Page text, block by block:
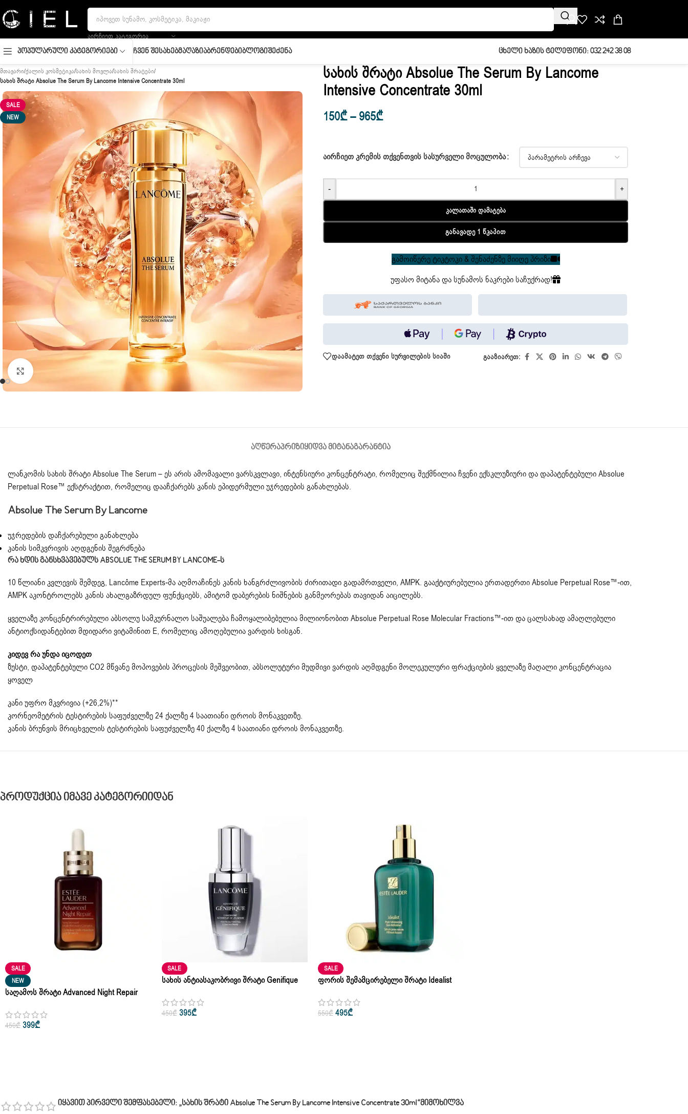
Skip to navigation
Skip to main content
ᲐᲘᲠᲩᲘᲔᲗ ᲙᲐᲢᲔᲒᲝᲠᲘᲐ
Პოპულარული Კატეგორიები Ჩვენ ᲨესახებᲛაღაზიაᲑრენდებიᲑლოგიᲨეძენა Ცხელი Ხაზის Ტელეფონი: 032 242 38 08
მთავარი/ქალის კოსმეტიკა/სახის მოვლა/სახის შრატები/
სახის შრატი Absolue The Serum By Lancome Intensive Concentrate 30ml
SALE
NEW
Სახის Შრატი Absolue The Serum By Lancome
Intensive Concentrate 30ml
150₾– 965₾
ᲐᲘᲠᲩᲘᲔᲗ ᲙᲠᲔᲛᲘᲡ ᲗᲥᲕᲔᲜᲗᲕᲘᲡ ᲡᲐᲡᲣᲠᲕᲔᲚᲘ ᲛᲝᲪᲣᲚᲝᲑᲐ
- +
Კალათაში Დამატება
Განავადე 1 Წკაპით
გამოიწერე ტიკტოკი & შენაძენზე მიიღე პრიზი
უფასო მიტანა და სუნამოს ნაკრები საჩუქრად!
დაამატეთ თქვენი სურვილების სიაში გააზიარეთ:
ᲐᲦᲬᲔᲠᲐᲞᲠᲘᲖᲘᲧᲘᲓᲕᲐ ᲛᲘᲢᲐᲜᲐᲒᲐᲠᲐᲜᲢᲘᲐ
ლანკომის სახის შრატი Absolue The Serum – ეს არის ამომავალი ვარსკვლავი, ინტენსიური კონცენტრატი, რომელიც შექმნილია ჩვენი ექსკლუზიური და დაპატენტებული Absolue
Perpetual Rose™ ექსტრაქტით, რომელიც დააჩქარებს კანის ეპიდერმული უჯრედების განახლებას.
Absolue The Serum By Lancome
უჯრედების დაჩქარებული განახლება
კანის სიმკვრივის აღდგენის შეგრძნება
Რა Ხდის Განსხვავებულს ABSOLUE THE SERUM BY LANCOME-Ს
10 წლიანი კვლევის შემდეგ, Lancôme Experts-მა აღმოაჩინეს კანის ხანგრძლივობის ძირითადი გადამრთველი, AMPK. გააქტიურებულია ერთადერთი Absolue Perpetual Rose™-ით,
AMPK აკონტროლებს კანის ახალგაზრდულ ფუნქციებს, ამიტომ დაბერების ნიშნების განმეორებას თავიდან აიცილებს.
ყველაზე კონცენტრირებული აბსოლუ სამკურნალო საშუალება ჩამოყალიბებულია მილიონობით Absolue Perpetual Rose Molecular Fractions™-ით და ცალსახად ამაღლებული
ანტიოქსიდანტებით მდიდარი ვიტამინით E, რომელიც ამოღებულია ვარდის ხისგან.
კიდევ რა უნდა იცოდეთ
ზუსტი, დაპატენტებული CO2 მწვანე მოპოვების პროცესის მეშვეობით, აბსოლუტური მუდმივი ვარდის აღმდგენი მოლეკულური ფრაქციების ყველაზე მაღალი კონცენტრაცია
ყოველ
კანი უფრო მკვრივია (+26,2%)**
კორნეომეტრის ტესტირების საფუძველზე 24 ქალზე 4 საათიანი დროის მონაკვეთზე.
კანის ბრუნვის მრიცხველის ტესტირების საფუძველზე 40 ქალზე 4 საათიანი დროის მონაკვეთზე.
Პროდუქცია Იმავე Კატეგორიიდან
SALE
NEW
Საღამოს Შრატი Advanced Night Repair
450₾ 399₾
SALE
Სახის Ანტიასაკობრივი Შრატი Genifique
450₾ 395₾
SALE
Ფორის Შემამცირებელი Შრატი Idealist
Ml
550₾ 495₾
Მიმოხილვა
Იყავით Პირველი Შემფასებელი: „სახის Შრატი Absolue The Serum By Lancome Intensive Concentrate 30ml“